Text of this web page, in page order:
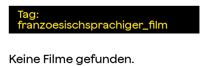
Tag:
franzoesischsprachiger_film
Keine Filme gefunden.